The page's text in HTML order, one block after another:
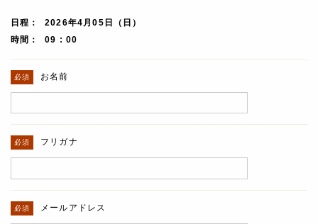
日程
2026年4月05日（日）
時間
09 : 00
お名前
フリガナ
メールアドレス